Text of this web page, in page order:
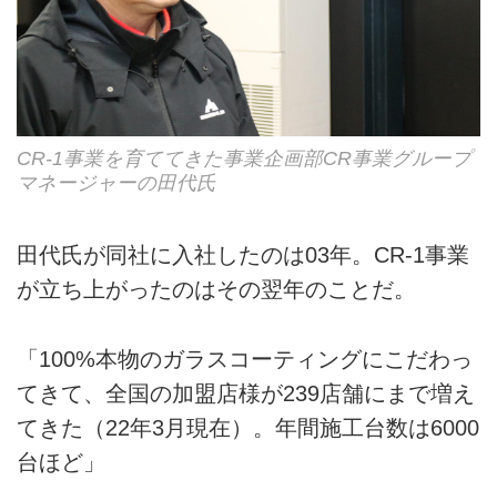
CR-1事業を育ててきた事業企画部CR事業グループ
マネージャーの田代氏
田代氏が同社に入社したのは03年。CR-1事業
が立ち上がったのはその翌年のことだ。
「100%本物のガラスコーティングにこだわっ
てきて、全国の加盟店様が239店舗にまで増え
てきた（22年3月現在）。年間施工台数は6000
台ほど」